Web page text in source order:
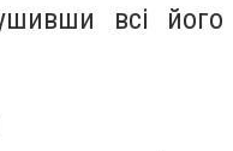
всі його